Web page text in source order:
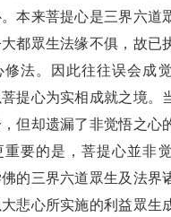
本来菩提心是三界六道
都眾生法缘不俱，故已
修法。因此往往误会成
提心为实相成就之境。
但却遗漏了非觉悟之心
重要的是，菩提心並非
的三界六道眾生及法界
悲心所实施的利益眾生